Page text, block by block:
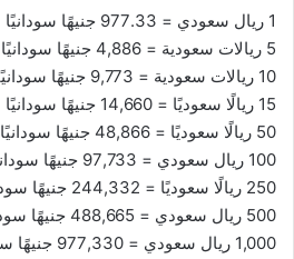
1 ريال سعودي = 977.33 جنيهًا سودانيًا
5 ريالات سعودية = 4,886 جنيهًا سودانيًا
10 ريالات سعودية = 9,773 جنيهًا سودانيًا
15 ريالًا سعوديًا = 14,660 جنيهًا سودانيًا
50 ريالًا سعوديًا = 48,866 جنيهًا سودانيًا
100 ريال سعودي = 97,733 جنيهًا سودانيًا
250 ريالًا سعوديًا = 244,332 جنيهًا سودانيًا
500 ريال سعودي = 488,665 جنيهًا سودانيًا
1,000 ريال سعودي = 977,330 جنيهًا سودانيًا